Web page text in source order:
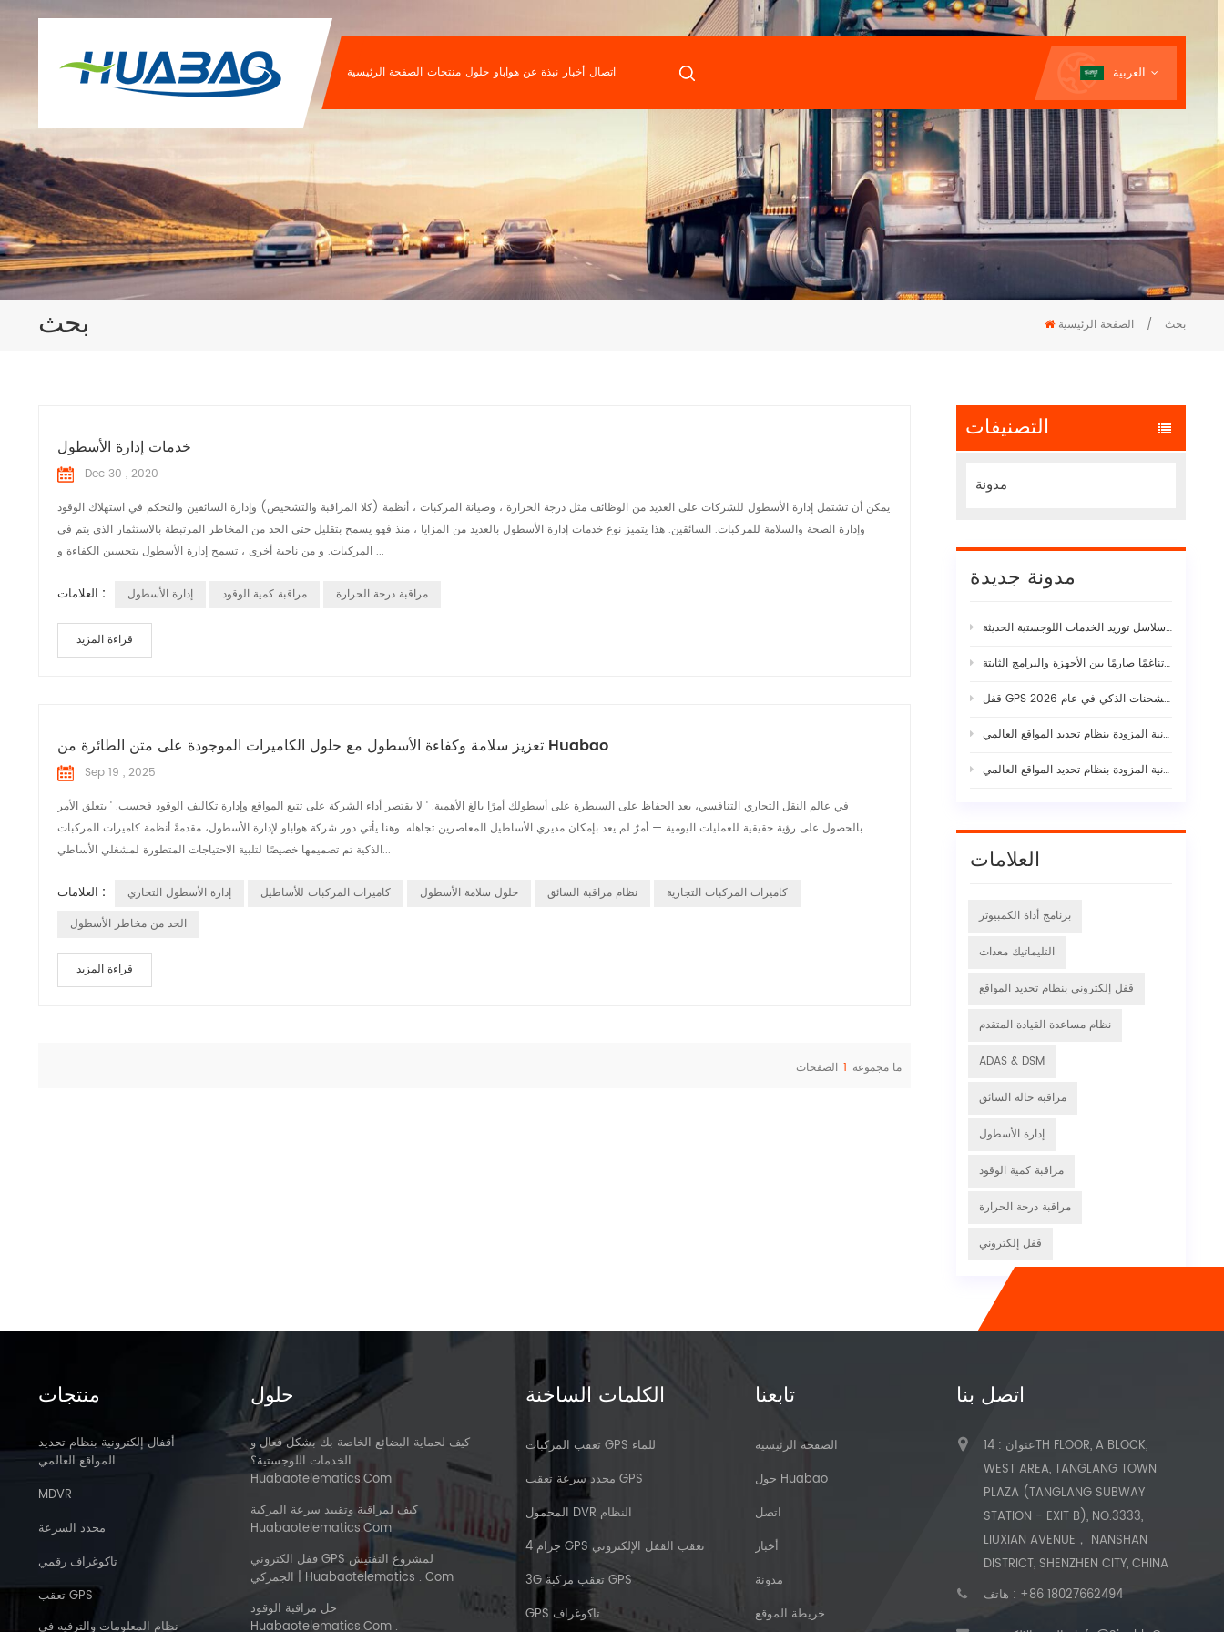
الصفحة الرئيسية منتجات حلول نبذة عن هواباو أخبار اتصال العربية
بحث الصفحة الرئيسية / بحث
خدمات إدارة الأسطول
Dec 30 , 2020
يمكن أن تشتمل إدارة الأسطول للشركات على العديد من الوظائف مثل درجة الحرارة ، وصيانة المركبات ، أنظمة (كلا المراقبة والتشخيص) وإدارة السائقين والتحكم في استهلاك الوقود
وإدارة الصحة والسلامة للمركبات. السائقين. هذا يتميز نوع خدمات إدارة الأسطول بالعديد من المزايا ، منذ فهو يسمح بتقليل حتى الحد من المخاطر المرتبطة بالاستثمار الذي يتم في
المركبات. و من ناحية أخرى ، تسمح إدارة الأسطول بتحسين الكفاءة و ...
العلامات : إدارة الأسطول مراقبة كمية الوقود مراقبة درجة الحرارة
قراءة المزيد
تعزيز سلامة وكفاءة الأسطول مع حلول الكاميرات الموجودة على متن الطائرة من Huabao
Sep 19 , 2025
في عالم النقل التجاري التنافسي، يعد الحفاظ على السيطرة على أسطولك أمرًا بالغ الأهمية. ' لا يقتصر أداء الشركة على تتبع المواقع وإدارة تكاليف الوقود فحسب. ' يتعلق الأمر
بالحصول على رؤية حقيقية للعمليات اليومية — أمرٌ لم يعد بإمكان مديري الأساطيل المعاصرين تجاهله. وهنا يأتي دور شركة هواباو لإدارة الأسطول، مقدمةً أنظمة كاميرات المركبات
الذكية تم تصميمها خصيصًا لتلبية الاحتياجات المتطورة لمشغلي الأساطي...
العلامات : إدارة الأسطول التجاري كاميرات المركبات للأساطيل حلول سلامة الأسطول نظام مراقبة السائق
كاميرات المركبات التجارية
الحد من مخاطر الأسطول
قراءة المزيد
ما مجموعه 1 الصفحات
التصنيفات
مدونة
مدونة جديدة
نقاط الضعف الخفية في سلاسل توريد الخدمات اللوجستية الحديثة
ما وراء ورقة المواصفات: لماذا يتطلب استقرار كاميرا الذكاء الاصطناعي الحقيقية للأسطول تناغمًا صارمًا بين الأجهزة والبرامج الثابتة
قفل GPS إلكتروني يعمل بالطاقة الشمسية: الدليل الكامل لأمان الشحنات الذكي في عام 2026
العلامات
برنامج أداة الكمبيوتر
التليماتيك معدات
قفل إلكتروني بنظام تحديد المواقع
نظام مساعدة القيادة المتقدم
ADAS & DSM
مراقبة حالة السائق
إدارة الأسطول
مراقبة كمية الوقود
مراقبة درجة الحرارة
قفل إلكتروني
منتجات
أقفال إلكترونية بنظام تحديد
المواقع العالمي
MDVR
محدد السرعة
تاكوغراف رقمي
تعقب GPS
نظام المعلومات والترفيه في
حلول
كيف لحماية البضائع الخاصة بك بشكل فعال و
الخدمات اللوجستية؟
Huabaotelematics.com
كيف لمراقبة وتقييد سرعة المركبة
Huabaotelematics.com
قفل الكتروني GPS لمشروع التفتيش
الجمركي | Huabaotelematics . Com
حل مراقبة الوقود
Huabaotelematics.com .
الكلمات الساخنة
تعقب المركبات GPS للماء
محدد سرعة تعقب GPS
المحمول DVR النظام
4 جرام GPS تعقب القفل الإلكتروني
3G تعقب مركبة GPS
GPS تاكوغراف
تابعنا
الصفحة الرئيسية
حول Huabao
اتصل
أخبار
مدونة
خريطة الموقع
اتصل بنا
عنوان : 14TH FLOOR, A BLOCK,
WEST AREA, TANGLANG TOWN
PLAZA (TANGLANG SUBWAY
STATION - EXIT B), NO.3333,
LIUXIAN AVENUE， NANSHAN
DISTRICT, SHENZHEN CITY, CHINA
هاتف : +86 18027662494